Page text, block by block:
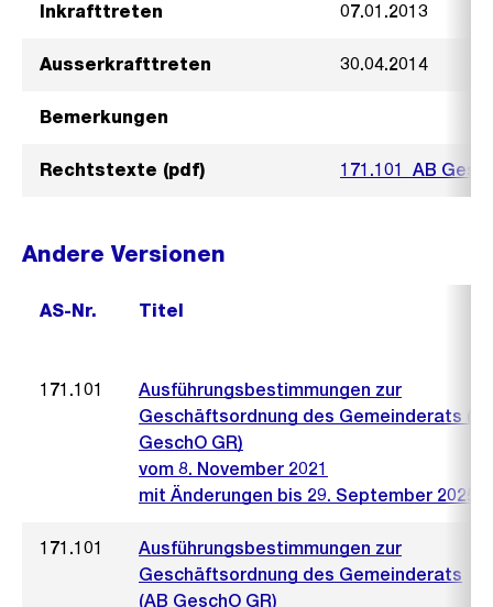
Inkrafttreten 07.01.2013
Ausserkrafttreten 30.04.2014
Bemerkungen
Rechtstexte (pdf) 171.101_AB
Andere Versionen
AS-Nr. Titel
171.101
Ausführungsbestimmungen zur
Geschäftsordnung des Gemeinderats
GeschO GR)
vom 8. November 2021
mit Änderungen bis 29. September 2025
171.101
Ausführungsbestimmungen zur
Geschäftsordnung des Gemeinderats
(AB GeschO GR)